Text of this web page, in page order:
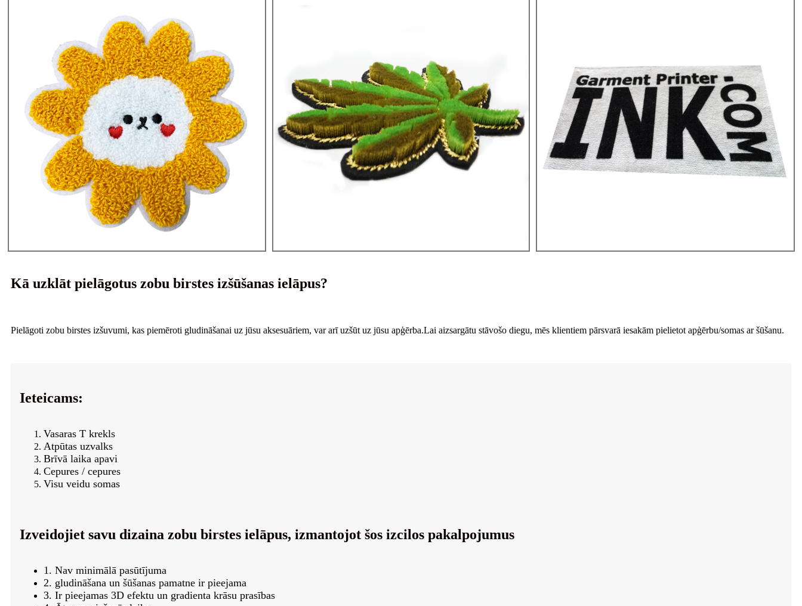
Kā uzklāt pielāgotus zobu birstes izšūšanas ielāpus?
Pielāgoti zobu birstes izšuvumi, kas piemēroti gludināšanai uz jūsu aksesuāriem, var arī uzšūt uz jūsu apģērba.Lai aizsargātu stāvošo diegu, mēs klientiem pārsvarā iesakām pielietot apģērbu/somas ar šūšanu.
Ieteicams:
Vasaras T krekls
Atpūtas uzvalks
Brīvā laika apavi
Cepures / cepures
Visu veidu somas
Izveidojiet savu dizaina zobu birstes ielāpus, izmantojot šos izcilos pakalpojumus
1. Nav minimālā pasūtījuma
2. gludināšana un šūšanas pamatne ir pieejama
3. Ir pieejamas 3D efektu un gradienta krāsu prasības